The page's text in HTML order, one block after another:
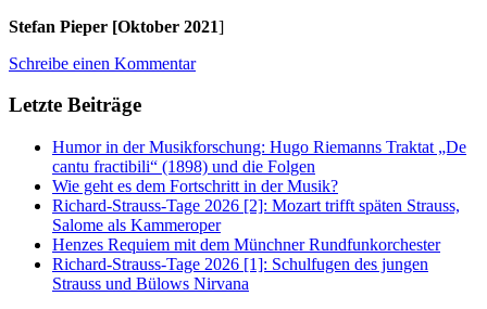
Stefan Pieper [Oktober 2021]
Schreibe einen Kommentar
Letzte Beiträge
Humor in der Musikforschung: Hugo Riemanns Traktat „De
cantu fractibili“ (1898) und die Folgen
Wie geht es dem Fortschritt in der Musik?
Richard-Strauss-Tage 2026 [2]: Mozart trifft späten Strauss,
Salome als Kammeroper
Henzes Requiem mit dem Münchner Rundfunkorchester
Richard-Strauss-Tage 2026 [1]: Schulfugen des jungen
Strauss und Bülows Nirvana